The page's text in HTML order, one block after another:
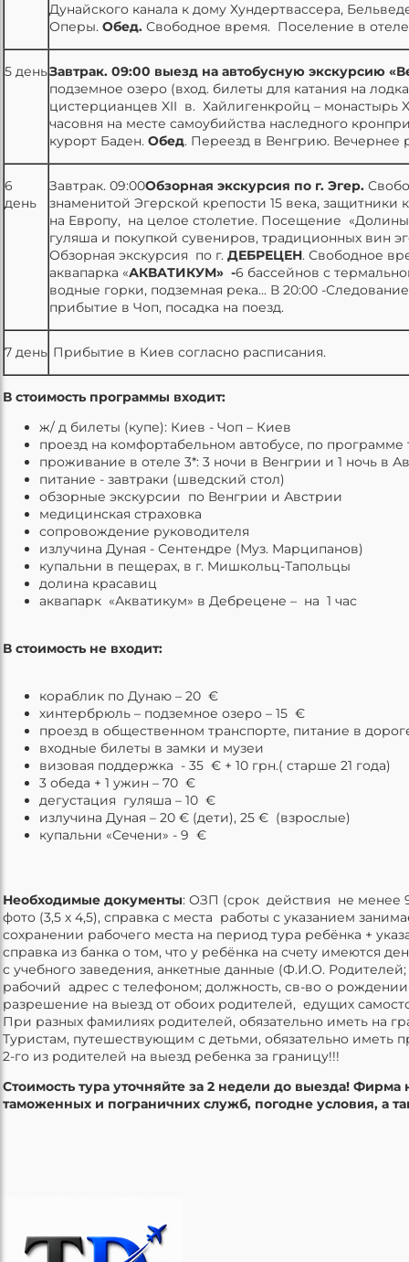
Дунайского канала к дому Хундертвассера,
Оперы. Обед. Свободное время. Поселение в
5 деньЗавтрак. 09:00 выезд на автобусную экскурсию
подземное озеро (вход. билеты для катания на
цистерцианцев XII в. Хайлигенкройц – монастырь
часовня на месте самоубийства наследного
курорт Баден. Обед. Переезд в Венгрию. Вечернее
6
день
Завтрак. 09:00Обзорная экскурсия по г. Эгер.
знаменитой Эгерской крепости 15 века,
на Европу, на целое столетие. Посещение
гуляша и покупкой сувениров, традиционных вин
Обзорная экскурсия по г. ДЕБРЕЦЕН. Свободное
аквапарка «АКВАТИКУМ» -6 бассейнов с
водные горки, подземная река... В 20:00 -
прибытие в Чоп, посадка на поезд.
7 день Прибытие в Киев согласно расписания.
В стоимость программы входит:
ж/ д билеты (купе): Киев - Чоп – Киев
проезд на комфортабельном автобусе, по
проживание в отеле 3*: 3 ночи в Венгрии и 1 ночь в
питание - завтраки (шведский
обзорные экскурсии по Венгрии и
медицинская
сопровождение
излучина Дуная - Сентендре (Муз.
купальни в пещерах, в г. Мишкольц-
долина
аквапарк «Акватикум» в Дебрецене – на 1 час
В стоимость не входит:
кораблик по Дунаю – 20 €
хинтербрюль – подземное озеро – 15 €
проезд в общественном транспорте, питание в
входные билеты в замки и музеи
визовая поддержка - 35 € + 10 грн.( старше 21 года)
3 обеда + 1 ужин – 70 €
дегустация гуляша – 10 €
излучина Дуная – 20 € (дети), 25 € (взрослые)
купальни «Сечени» - 9 €
Необходимые документы: ОЗП (срок действия не менее
фото (3,5 х 4,5), справка с места работы с указанием
сохранении рабочего места на период тура ребёнка +
справка из банка о том, что у ребёнка на счету имеются
с учебного заведения, анкетные данные (Ф.И.О.
рабочий адрес с телефоном; должность, св-во о
разрешение на выезд от обоих родителей, едущих
При разных фамилиях родителей, обязательно иметь на
Туристам, путешествующим с детьми, обязательно иметь
2-го из родителей на выезд ребенка за границу!!!
Стоимость тура уточняйте за 2 недели до выезда! Фирма
таможенных и пограничних служб, погодне условия, а